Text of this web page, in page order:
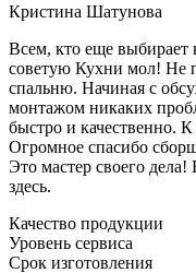
Кристина Шатунова
Всем, кто еще выбирает
советую Кухни мол! Не
спальню. Начиная с
монтажом никаких
быстро и качественно.
Огромное спасибо
Это мастер своего дела!
здесь.
Качество продукции
Уровень сервиса
Срок изготовления